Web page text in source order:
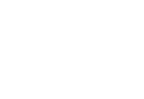
be accepted calmly by new CCNA
about 800 pages so there
125 study guide The Best IT
125 dumps However, a lot of of
iins cbt nuggets download